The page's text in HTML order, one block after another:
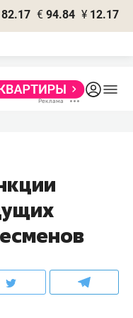
82.17 € 94.84 ¥ 12.17